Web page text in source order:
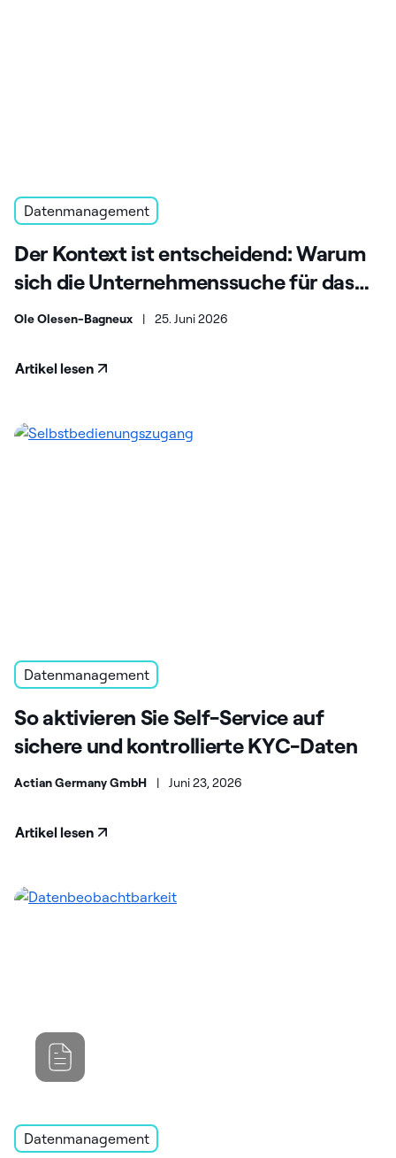
Datenmanagement
Der Kontext ist entscheidend: Warum
sich die Unternehmenssuche für das
KI-Zeitalter weiterentwickeln muss
Ole Olesen-Bagneux | 25. Juni 2026
Artikel lesen
Datenmanagement
So aktivieren Sie Self-Service auf
sichere und kontrollierte KYC-Daten
Actian Germany GmbH | Juni 23, 2026
Artikel lesen
Datenmanagement